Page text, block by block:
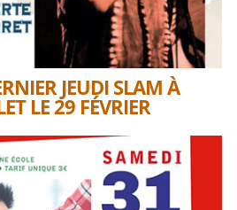
JEUDI SLAM À
LE 29 FÉVRIER